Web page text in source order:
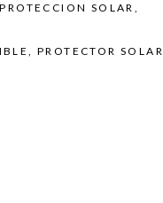
PROTECCION SOLAR ,
,PROTECTOR SOLAR